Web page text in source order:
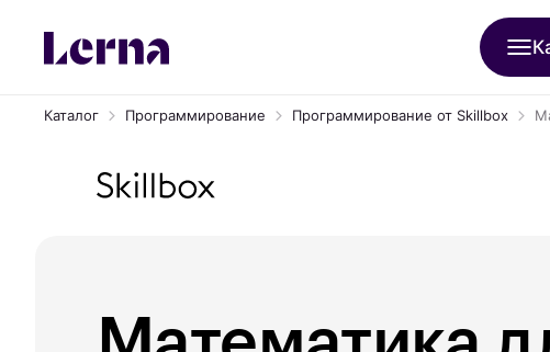
Каталог Программирование Программирование от Skillbox